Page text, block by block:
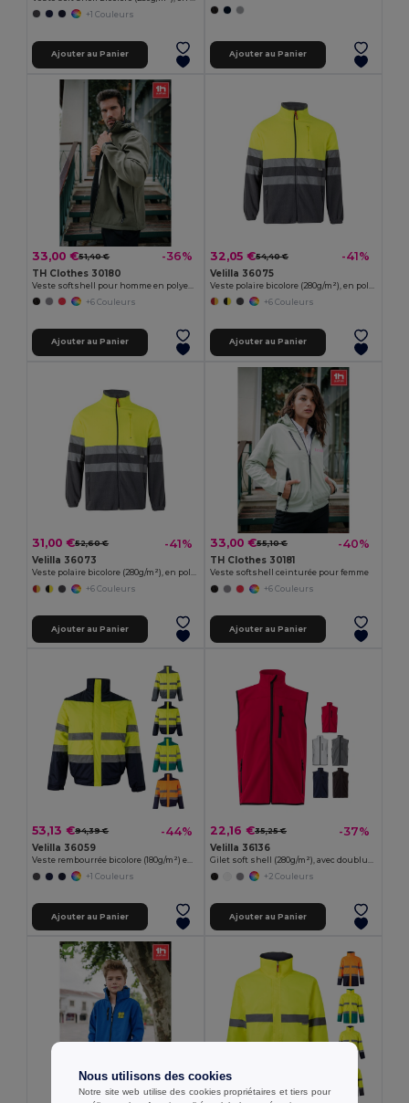
+1 Couleurs
Ajouter au Panier Ajouter au Panier
33,00 €51,40 € -36%
TH Clothes 30180
+6 Couleurs
Ajouter au Panier
32,05 €54,40 € -41%
Velilla 36075
+6 Couleurs
Ajouter au Panier
31,00 €52,60 € -41%
Velilla 36073
Veste polaire bicolore (280g/m²), en polyester (100%)
+6 Couleurs
Ajouter au Panier
33,00 €55,10 € -40%
TH Clothes 30181
Veste softshell ceinturée pour femme
+6 Couleurs
Ajouter au Panier
53,13 €94,39 € -44%
Velilla 36059
Veste rembourrée bicolore (180g/m²) en polyester (100%), avec fintion PU
+1 Couleurs
Ajouter au Panier
22,16 €35,25 € -37%
Velilla 36136
Gilet soft shell (280g/m²), avec doublure polaire, en polyester (94%) et élasthanne (6%)
+2 Couleurs
Ajouter au Panier
Nous utilisons des cookies
Notre site web utilise des cookies propriétaires et tiers pour